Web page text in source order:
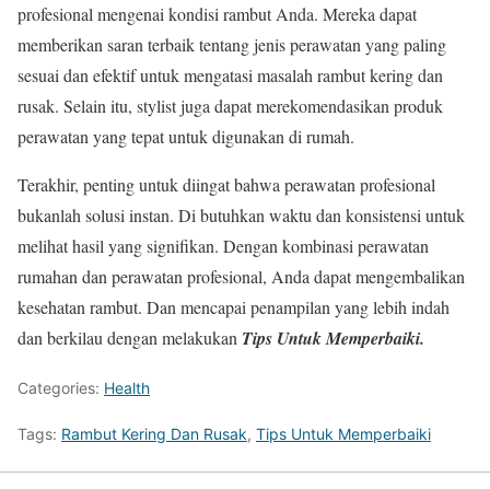
profesional mengenai kondisi rambut Anda. Mereka dapat
memberikan saran terbaik tentang jenis perawatan yang paling
sesuai dan efektif untuk mengatasi masalah rambut kering dan
rusak. Selain itu, stylist juga dapat merekomendasikan produk
perawatan yang tepat untuk digunakan di rumah.
Terakhir, penting untuk diingat bahwa perawatan profesional
bukanlah solusi instan. Di butuhkan waktu dan konsistensi untuk
melihat hasil yang signifikan. Dengan kombinasi perawatan
rumahan dan perawatan profesional, Anda dapat mengembalikan
kesehatan rambut. Dan mencapai penampilan yang lebih indah
dan berkilau dengan melakukan Tips Untuk Memperbaiki.
Categories: Health
Tags: Rambut Kering Dan Rusak, Tips Untuk Memperbaiki